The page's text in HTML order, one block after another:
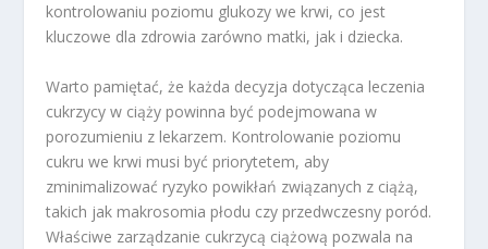
kontrolowaniu poziomu glukozy we krwi, co jest
kluczowe dla zdrowia zarówno matki, jak i dziecka.
Warto pamiętać, że każda decyzja dotycząca leczenia
cukrzycy w ciąży powinna być podejmowana w
porozumieniu z lekarzem. Kontrolowanie poziomu
cukru we krwi musi być priorytetem, aby
zminimalizować ryzyko powikłań związanych z ciążą,
takich jak makrosomia płodu czy przedwczesny poród.
Właściwe zarządzanie cukrzycą ciążową pozwala na